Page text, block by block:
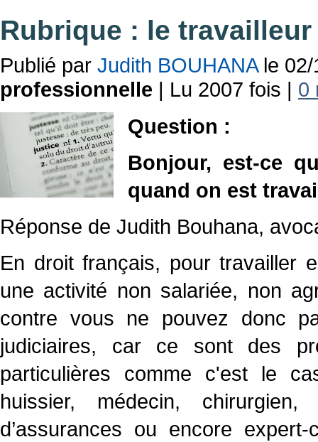
Rubrique : le
Publié par Judith BOUHANAle 02/
professionnelle | Lu 2007 fois | 0
Question :
Bonjour, est-ce
quand on est
Réponse de Judith Bouhana,
En droit français, pour travailler
une activité non salariée, non
contre vous ne pouvez donc
judiciaires, car ce sont des
particulières comme c'est le
huissier, médecin,
d’assurances ou encore